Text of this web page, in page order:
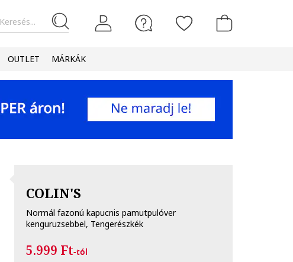
Keresés...
OUTLET MÁRKÁK
COLIN'S
Normál fazonú kapucnis pamutpulóver
kenguruzsebbel, Tengerészkék
5.999 Ft-tól